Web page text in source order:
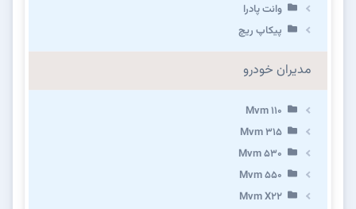
وانت پادرا
پیکاپ ریچ
مدیران خودرو
Mvm 110
Mvm 315
Mvm 530
Mvm 550
Mvm X22